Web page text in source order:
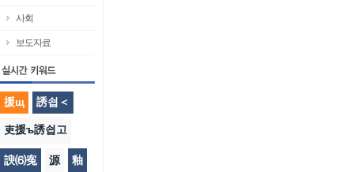
사회
보도자료
援щ 誘쇱＜
吏援ъ誘쇱고
諛⑹寃 源 釉